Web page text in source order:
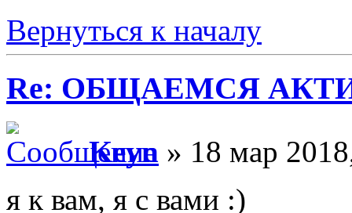
Вернуться к началу
Re: ОБЩАЕМСЯ
Keyn » 18 мар
я к вам, я с вами :)